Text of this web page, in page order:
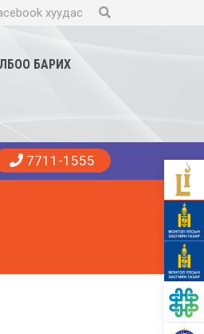
хуудас
БАРИХ
мэндэллээ. Танд эрүүл
7711-1555